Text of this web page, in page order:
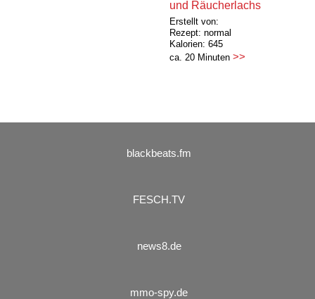
und Räucherlachs
Erstellt von:
Rezept: normal
Kalorien: 645
ca. 20 Minuten >>
blackbeats.fm
FESCH.TV
news8.de
mmo-spy.de